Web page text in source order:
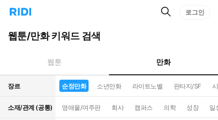
리
홈
으
턴
트
검
로그인
웹툰/만화 키워드 검색
웹툰 만화
장르 순정만화 소년만화 라이트노벨 판타지/SF
소재/관계 (공통) 영애물/여주판 회사 캠퍼스 의학 성장 일